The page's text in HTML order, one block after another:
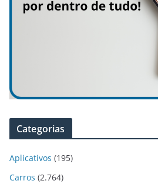
Categorias
Aplicativos (195)
Carros (2.764)